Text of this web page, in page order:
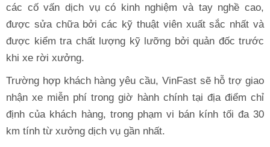
các cố vấn dịch vụ có kinh nghiệm và tay nghề cao,
được sửa chữa bởi các kỹ thuật viên xuất sắc nhất và
được kiểm tra chất lượng kỹ lưỡng bởi quản đốc trước
khi xe rời xưởng.
Trường hợp khách hàng yêu cầu, VinFast sẽ hỗ trợ giao
nhận xe miễn phí trong giờ hành chính tại địa điểm chỉ
định của khách hàng, trong phạm vi bán kính tối đa 30
km tính từ xưởng dịch vụ gần nhất.